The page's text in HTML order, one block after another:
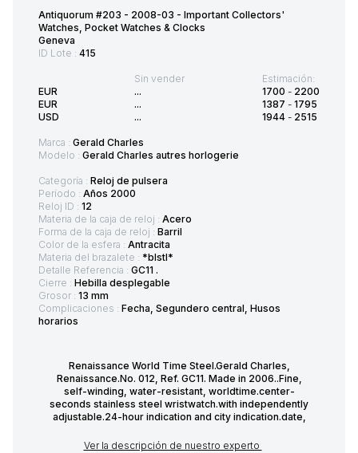
Antiquorum #203 - 2008-03 - Important Collectors'
Watches, Pocket Watches & Clocks
Geneva
ID Lote : 415
EUR
EUR
USD
Sin vender
...
...
...
Estimación:
1700 - 2200
1387 - 1795
1944 - 2515
Marca : Gerald Charles
Modelo : Gerald Charles autres horlogerie
Categoría : Reloj de pulsera
Período : Años 2000
Reloj ID : 12
Materia de la caja de reloj : Acero
Forma de la caja de reloj : Barril
Color de la esfera : Antracita
Materia del brazalete : *blstl*
Detalle Referencia : GC11 .
Cierre : Hebilla desplegable
Grosor : 13 mm
Complicaciones : Fecha, Segundero central, Husos
horarios
Renaissance World Time Steel.Gerald Charles,
Renaissance.No. 012, Ref. GC11. Made in 2006..Fine,
self-winding, water-resistant, worldtime.center-
seconds stainless steel wristwatch.with independently
adjustable.24-hour indication and city indication.date,
Ver la descripción de nuestro experto